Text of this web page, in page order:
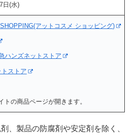
日(水)
アットコスメ ショッピング)
ハンズネットストア
トストア
トの商品ページが開きます。
、製品の防腐剤や安定剤を除く、